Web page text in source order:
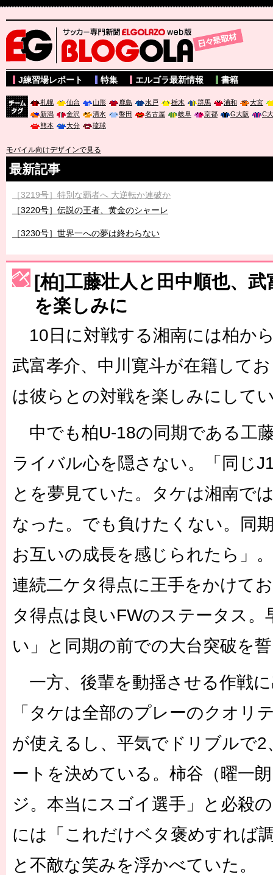
サッカー専門新聞ELGOLAZO web版 BLOGOLA
J練習場レポート 特集 エルゴラ最新情報 書籍
札幌 仙台 山形 鹿島 水戸 栃木 群馬 浦和
大宮
新潟
金沢 清水 磐田 名古屋 岐阜 京都 G大阪
C
熊本
大分 琉球
モバイル向けデザインで見る
最新記事
［3219号］特別な覇者へ 大逆転か連破か
［3220号］伝説の王者、黄金のシャーレ
［3230号］世界一への夢は終わらない
［3223号］一丸。日本出陣
［3222号］史上最大のW杯開幕 注目は「個」
長谷川 アーリアジャスールさんがシンポジウム「気候変動から命
[柏]工藤壮人と田中順也、
を楽しみに
10日に対戦する湘南には柏か
武富孝介、中川寛斗が在籍して
は彼らとの対戦を楽しみにして
中でも柏U-18の同期である工
ライバル心を隠さない。「同じ
とを夢見ていた。タケは湘南で
なった。でも負けたくない。同
お互いの成長を感じられたら」
連続二ケタ得点に王手をかけて
タ得点は良いFWのステータス。
い」と同期の前での大台突破を
一方、後輩を動揺させる作戦
「タケは全部のプレーのクオリ
が使えるし、平気でドリブルで
ートを決めている。柿谷（曜一
ジ。本当にスゴイ選手」と必殺
には「これだけベタ褒めすれば
と不敵な笑みを浮かべていた。